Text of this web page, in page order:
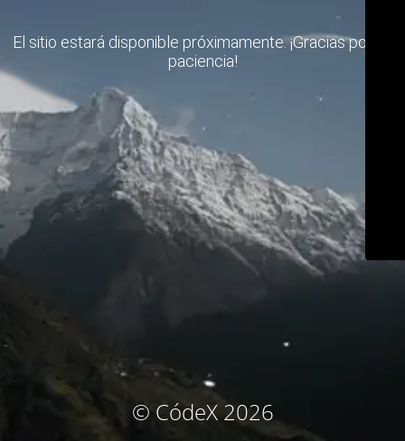
El sitio estará disponible próximamente. ¡Gracias por su
paciencia!
© CódeX 2026